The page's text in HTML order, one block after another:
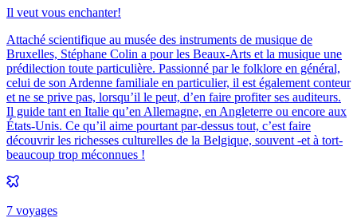
Il veut vous enchanter!
Attaché scientifique au musée des instruments de musique de
Bruxelles, Stéphane Colin a pour les Beaux-Arts et la musique une
prédilection toute particulière. Passionné par le folklore en général,
celui de son Ardenne familiale en particulier, il est également conteur
et ne se prive pas, lorsqu’il le peut, d’en faire profiter ses auditeurs.
Il guide tant en Italie qu’en Allemagne, en Angleterre ou encore aux
États-Unis. Ce qu’il aime pourtant par-dessus tout, c’est faire
découvrir les richesses culturelles de la Belgique, souvent -et à tort-
beaucoup trop méconnues !
7 voyages